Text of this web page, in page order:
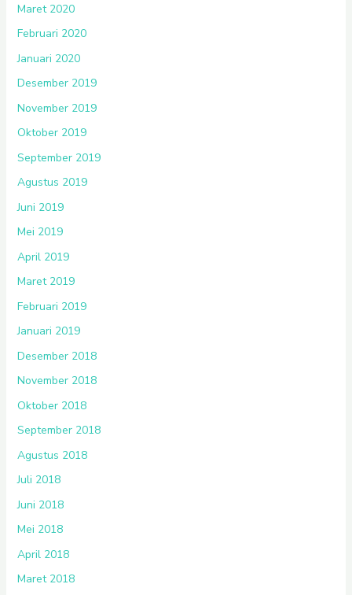
Maret 2020
Februari 2020
Januari 2020
Desember 2019
November 2019
Oktober 2019
September 2019
Agustus 2019
Juni 2019
Mei 2019
April 2019
Maret 2019
Februari 2019
Januari 2019
Desember 2018
November 2018
Oktober 2018
September 2018
Agustus 2018
Juli 2018
Juni 2018
Mei 2018
April 2018
Maret 2018